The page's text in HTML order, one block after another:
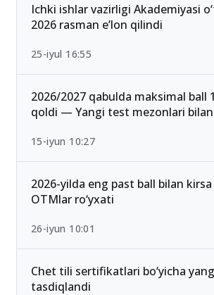
Ichki ishlar vazirligi Akademiyasi
2026 rasman e’lon qilindi
25-iyul 16:55
2026/2027 qabulda maksimal ball
qoldi — Yangi test mezonlari
15-iyun 10:27
2026-yilda eng past ball bilan kirsa
OTMlar ro‘yxati
26-iyun 10:01
Chet tili sertifikatlari bo‘yicha
tasdiqlandi